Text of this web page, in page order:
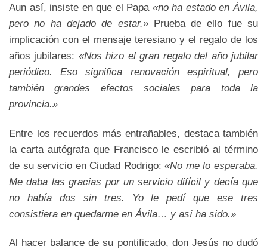
Aun así, insiste en que el Papa «no ha estado en Ávila,
pero no ha dejado de estar.»Prueba de ello fue su
implicación con el mensaje teresiano y el regalo de los
años jubilares: «Nos hizo el gran regalo del año jubilar
periódico. Eso significa renovación espiritual, pero
también grandes efectos sociales para toda la
provincia.»
Entre los recuerdos más entrañables, destaca también
la carta autógrafa que Francisco le escribió al término
de su servicio en Ciudad Rodrigo:«No me lo esperaba.
Me daba las gracias por un servicio difícil y decía que
no había dos sin tres. Yo le pedí que ese tres
consistiera en quedarme en Ávila… y así ha sido.»
Al hacer balance de su pontificado, don Jesús no dudó